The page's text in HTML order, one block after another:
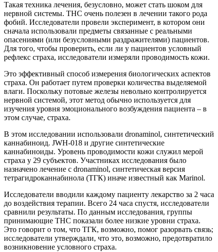
Такая техника лечения, безусловно, может стать шоком для
нервной системы. THC очень полезен в лечении такого рода
фобий. Исследователи провели эксперимент, в котором они
сначала использовали предметы связанные с реальными
опасениями (или безусловными раздражителями) пациентов.
Для того, чтобы проверить, если ли у пациентов условный
рефлекс страха, исследователи измеряли проводимость кожи.
Это эффективный способ измерения биологических аспектов
страха. Он работает путем проверки количества выделяемой
влаги. Поскольку потовые железы невольно контролируется
нервной системой, этот метод обычно используется для
изучения уровня эмоционального возбуждения пациента – в
этом случае, страха.
В этом исследовании использовали dronaminol, синтетический
каннабиноид. JWH-018 и другие синтетические
каннабиноиды. Уровень проводимости кожи служил мерой
страха у 29 субъектов. Участниках исследования было
назначено лечение с dronaminol, синтетическая версия
тетрагидроканнабинола (ТГК) иначе известный как Marinol.
Исследователи вводили каждому пациенту лекарство за 2 часа
до воздействия терапии. Всего 24 часа спустя, исследователи
сравнили результаты. По данным исследования, группы
принимающие THC показали более низкие уровни страха.
Это говорит о том, что ТГК, возможно, помог разорвать связь;
исследователи утверждали, что это, возможно, предотвратило
возникновение условного страха.